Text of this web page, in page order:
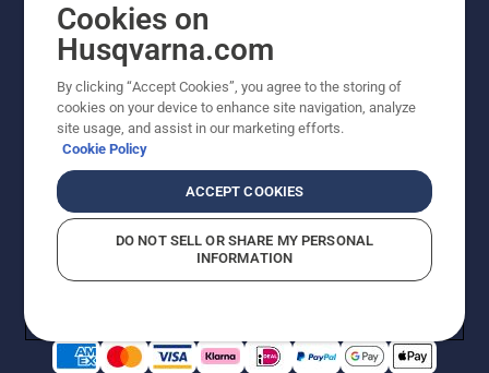
© Husqvarna AB (publ). Alle rechten voorbehouden. De
getoonde prijzen zijn consumentenadviesprijzen. Alle
vermelde prijzen zijn adviesverkoopprijzen (incl. BTW),
tenzij het product beschikbaar is voor directe aankoop.
CookiebeleidGebruiksvoorwaarden Privacyverklaring
Bedrijfsgegevens Report Suspected Violations
Cookies on
Husqvarna.com
By clicking “Accept Cookies”, you agree to the storing of
cookies on your device to enhance site navigation, analyze
site usage, and assist in our marketing efforts.
Cookie Policy
ACCEPT COOKIES
DO NOT SELL OR SHARE MY PERSONAL
INFORMATION